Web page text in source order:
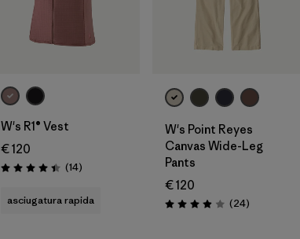
W's R1® Vest
€ 120
Valutazione: 4.4 / 5
(14Recensioni
)
asciugatura rapida
W's Point Reyes
Canvas Wide-Leg
Pants
€ 120
Valutazione: 3.9 / 5
(24Recensioni
)